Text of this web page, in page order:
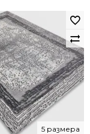
5 размера